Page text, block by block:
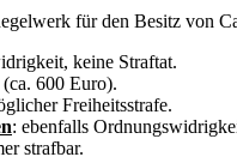
für den Besitz von
keine Straftat.
(ca. 600 Euro).
Freiheitsstrafe.
: ebenfalls
strafbar.